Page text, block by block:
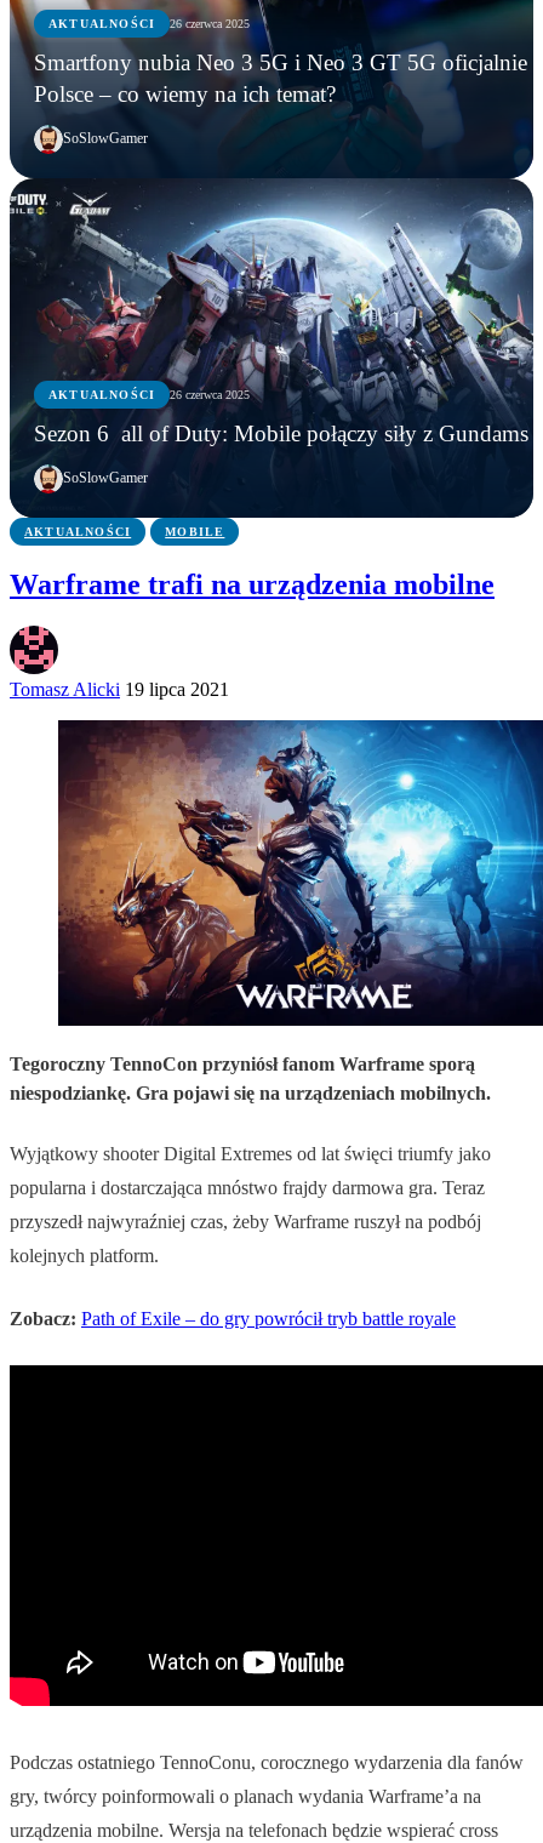
AKTUALNOŚCI 26 czerwca 2025
Smartfony nubia Neo 3 5G i Neo 3 GT 5G oficjalnie
Polsce – co wiemy na ich temat?
SoSlowGamer
AKTUALNOŚCI 26 czerwca 2025
Sezon 6 all of Duty: Mobile połączy siły z Gundams
SoSlowGamer
AKTUALNOŚCI
OnePlus robi z telefonu konsolę… ale jest jeden
problem
AKTUALNOŚCI
Smartfony nubia Neo 3 5G i Neo 3 GT 5G
oficjalnie w Polsce – co wiemy na ich temat?
AKTUALNOŚCI
Sezon 6 all of Duty: Mobile połączy siły z
Gundams
AKTUALNOŚCI MOBILE
Warframe trafi na urządzenia mobilne
Tomasz Alicki 19 lipca 2021
Tegoroczny TennoCon przyniósł fanom Warframe sporą
niespodziankę. Gra pojawi się na urządzeniach mobilnych.
Wyjątkowy shooter Digital Extremes od lat święci triumfy jako
popularna i dostarczająca mnóstwo frajdy darmowa gra. Teraz
przyszedł najwyraźniej czas, żeby Warframe ruszył na podbój
kolejnych platform.
Zobacz: Path of Exile – do gry powrócił tryb battle royale
Podczas ostatniego TennoConu, corocznego wydarzenia dla fanów
gry, twórcy poinformowali o planach wydania Warframe’a na
urządzenia mobilne. Wersja na telefonach będzie wspierać cross